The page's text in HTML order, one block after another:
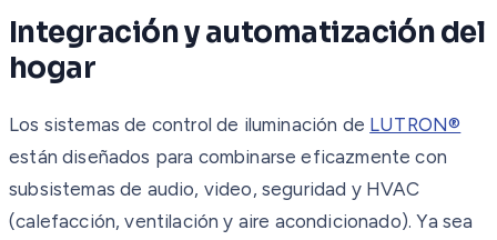
Integración y automatización del
hogar
Los sistemas de control de iluminación de LUTRON®
están diseñados para combinarse eficazmente con
subsistemas de audio, video, seguridad y HVAC
(calefacción, ventilación y aire acondicionado). Ya sea